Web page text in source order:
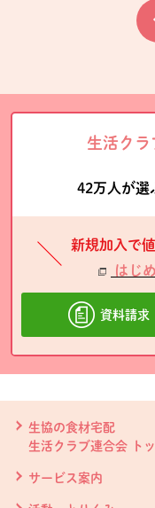
生活クラ
42万人が選
新規加入で
はじ
資料請求
生協の食材宅配
生活クラブ連合会 ト
サービス案内